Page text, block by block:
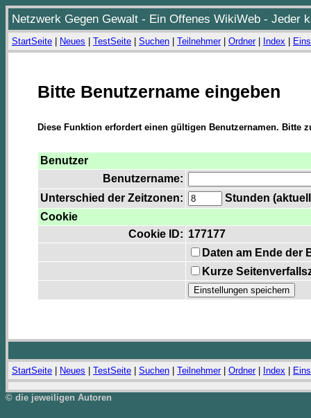
Netzwerk Gegen Gewalt - Ein Offenes WikiWeb - Jeder
StartSeite Neues TestSeite Suchen Teilnehmer| Ordner| Index
Bitte Benutzername eingeben
Diese Funktion erfordert einen gültigen Benutzernamen. Bitte
Benutzer
Benutzername:
Unterschied der Zeitzonen:
Stunden
Cookie
Cookie ID: 177177
Daten am Ende der
Kurze
StartSeite Neues TestSeite Suchen Teilnehmer| Ordner| Index
© die jeweiligen Autoren